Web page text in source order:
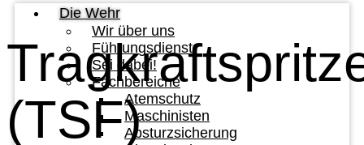
Die Wehr
Wir über uns
Führungsdienst
Sei dabei!
Fachbereiche
Atemschutz
Maschinisten
Absturzsicherung
(TSF)